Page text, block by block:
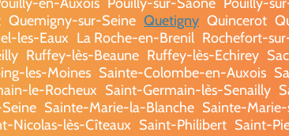
Quemigny-sur-Seine Quetigny Quincerot
les-Eaux La Roche-en-Brenil Rochefort-
Ruffey-lès-Beaune Ruffey-lès-Echirey
les-Moines Sainte-Colombe-en-Auxois
le-Rocheux Saint-Germain-lès-Senailly
Sainte-Marie-la-Blanche Sainte-
Nicolas-lès-Cîteaux Saint-Philibert Saint-